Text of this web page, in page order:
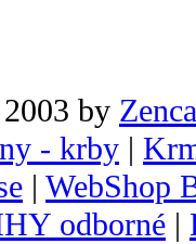
by
- krby |
| WebShop
odborné |